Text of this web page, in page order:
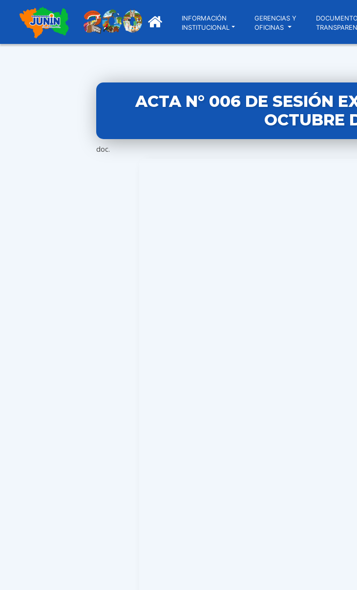
INFORMACIÓN
INSTITUCIONAL
GERENCIAS Y
OFICINAS
ACTA N° 006 DE SESIÓN
OCTUBRE
doc.